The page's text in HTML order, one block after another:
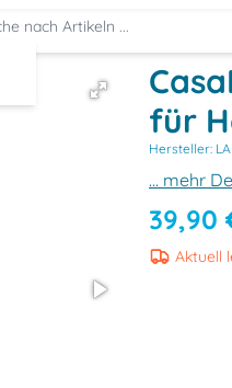
für
Hersteller: LA
... mehr
39,90
Aktuell